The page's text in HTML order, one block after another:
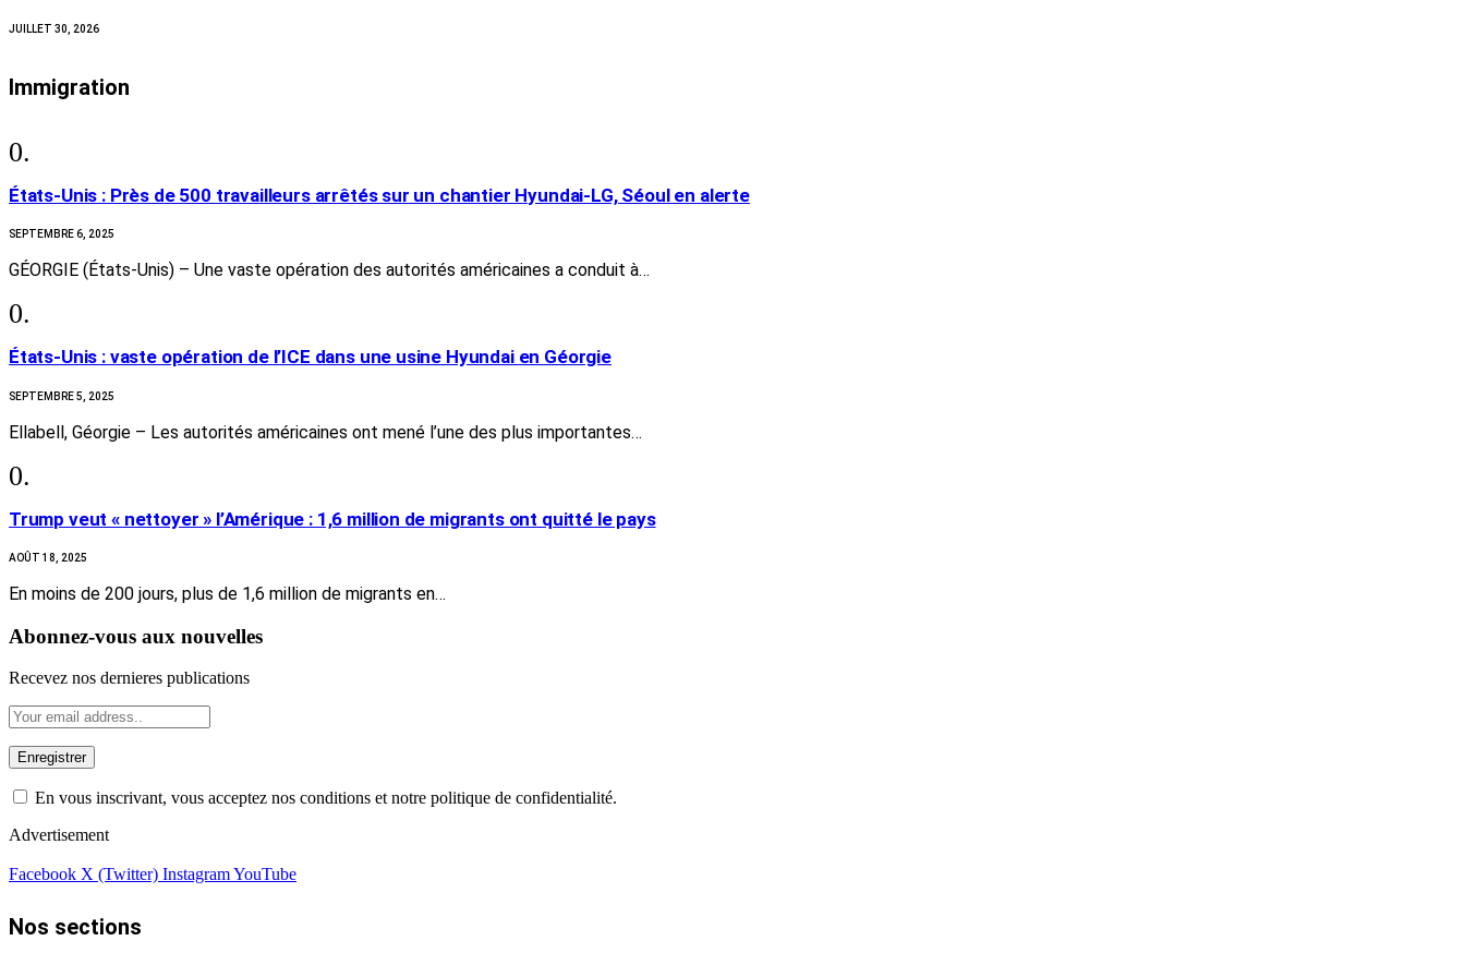
JUILLET 30, 2026
Immigration
États-Unis : Près de 500 travailleurs arrêtés sur un chantier Hyundai-LG, Séoul en alerte
SEPTEMBRE 6, 2025
GÉORGIE (États-Unis) – Une vaste opération des autorités américaines a conduit à…
États-Unis : vaste opération de l’ICE dans une usine Hyundai en Géorgie
SEPTEMBRE 5, 2025
Ellabell, Géorgie – Les autorités américaines ont mené l’une des plus importantes…
Trump veut « nettoyer » l’Amérique : 1,6 million de migrants ont quitté le pays
AOÛT 18, 2025
En moins de 200 jours, plus de 1,6 million de migrants en…
Abonnez-vous aux nouvelles
Recevez nos dernieres publications
En vous inscrivant, vous acceptez nos conditions et notre politique de confidentialité.
Advertisement
Facebook X (Twitter) InstagramYouTube
Nos sections